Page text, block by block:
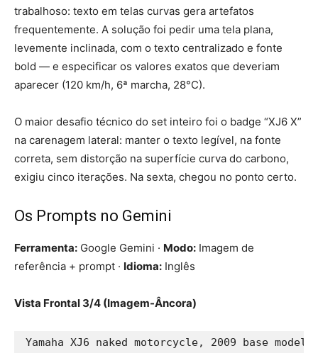
trabalhoso: texto em telas curvas gera artefatos
frequentemente. A solução foi pedir uma tela plana,
levemente inclinada, com o texto centralizado e fonte
bold — e especificar os valores exatos que deveriam
aparecer (120 km/h, 6ª marcha, 28°C).
O maior desafio técnico do set inteiro foi o badge “XJ6 X”
na carenagem lateral: manter o texto legível, na fonte
correta, sem distorção na superfície curva do carbono,
exigiu cinco iterações. Na sexta, chegou no ponto certo.
Os Prompts no Gemini
Ferramenta: Google Gemini · Modo: Imagem de
referência + prompt · Idioma: Inglês
Vista Frontal 3/4 (Imagem-Âncora)
Yamaha XJ6 naked motorcycle, 2009 base